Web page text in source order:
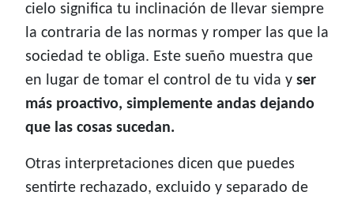
cielo significa tu inclinación de llevar siempre
la contraria de las normas y romper las que la
sociedad te obliga. Este sueño muestra que
en lugar de tomar el control de tu vida y ser
más proactivo, simplemente andas dejando
que las cosas sucedan.
Otras interpretaciones dicen que puedes
sentirte rechazado, excluido y separado de